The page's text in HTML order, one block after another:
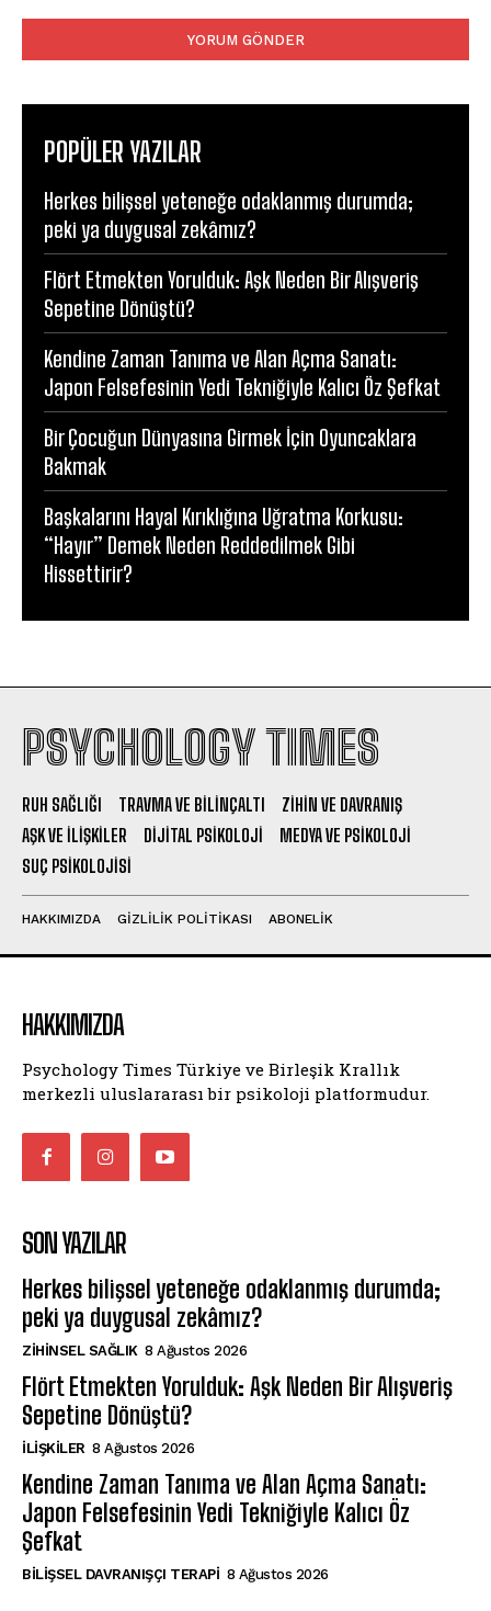
POPÜLER YAZILAR
Herkes bilişsel yeteneğe odaklanmış durumda;
peki ya duygusal zekâmız?
Flört Etmekten Yorulduk: Aşk Neden Bir Alışveriş
Sepetine Dönüştü?
Kendine Zaman Tanıma ve Alan Açma Sanatı:
Japon Felsefesinin Yedi Tekniğiyle Kalıcı Öz Şefkat
Bir Çocuğun Dünyasına Girmek İçin Oyuncaklara
Bakmak
Başkalarını Hayal Kırıklığına Uğratma Korkusu:
“Hayır” Demek Neden Reddedilmek Gibi
Hissettirir?
PSYCHOLOGY TIMES
RUH SAĞLIĞI TRAVMA VE BILINÇALTI
ZIHIN VE DAVRANIŞ
AŞK VE İLIŞKILER
DIJITAL PSIKOLOJI
MEDYA VE PSIKOLOJI
SUÇ PSIKOLOJISI
HAKKIMIZDA GIZLILIK POLITIKASI ABONELIK
HAKKIMIZDA
Psychology Times Türkiye ve Birleşik Krallık
merkezli uluslararası bir psikoloji platformudur.
SON YAZILAR
Herkes bilişsel yeteneğe odaklanmış durumda;
peki ya duygusal zekâmız?
ZIHINSEL SAĞLIK 8 Ağustos 2026
Flört Etmekten Yorulduk: Aşk Neden Bir Alışveriş
Sepetine Dönüştü?
İLIŞKILER 8 Ağustos 2026
Kendine Zaman Tanıma ve Alan Açma Sanatı:
Japon Felsefesinin Yedi Tekniğiyle Kalıcı Öz
Şefkat
BILIŞSEL DAVRANIŞÇI TERAPI 8 Ağustos 2026